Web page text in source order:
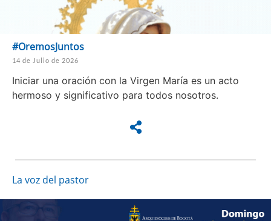
#OremosJuntos
14 de Julio de 2026
Iniciar una oración con la Virgen María es un acto
hermoso y significativo para todos nosotros.
La voz del pastor